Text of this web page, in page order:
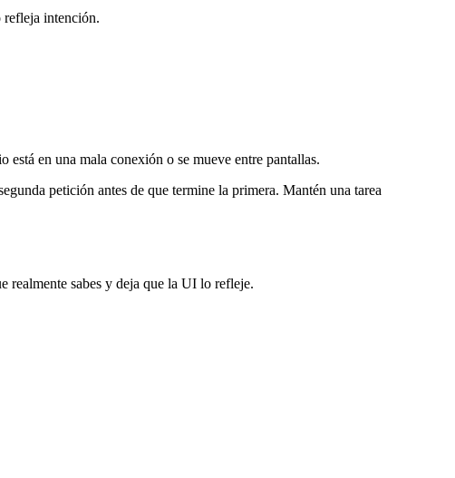
refleja intención.
está en una mala conexión o se mueve entre pantallas.
petición antes de que termine la primera. Mantén una tarea
realmente sabes y deja que la UI lo refleje.